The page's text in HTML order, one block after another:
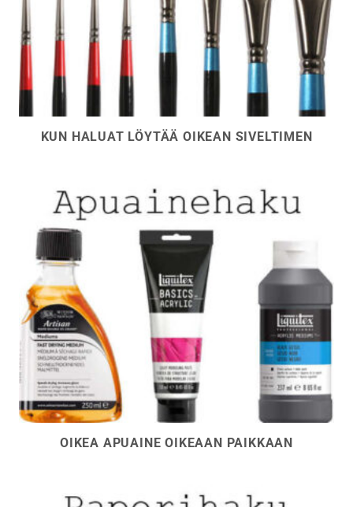
KUN HALUAT LÖYTÄÄ OIKEAN SIVELTIMEN
OIKEA APUAINE OIKEAAN PAIKKAAN